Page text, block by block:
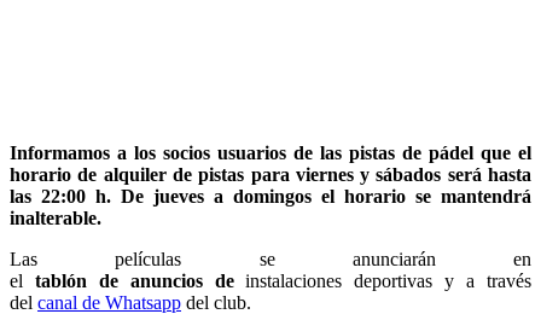
Informamos a los socios usuarios de las pistas de pádel que el
horario de alquiler de pistas para viernes y sábados será hasta
las 22:00 h. De jueves a domingos el horario se mantendrá
inalterable.
Las películas se anunciarán en
el tablón de anuncios deinstalaciones deportivas y a través
del canal de Whatsapp del club.